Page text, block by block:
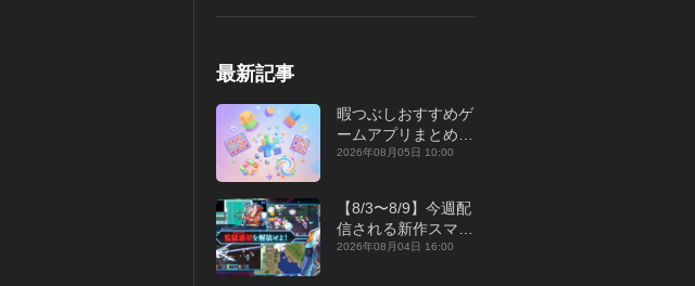
最新記事
暇つぶしおすすめゲ
ームアプリまとめ｜
オフライン対応あり
2026年08月05日 10:00
【8/3〜8/9】今週配
信される新作スマホ
ゲームをまとめてお
2026年08月04日 16:00